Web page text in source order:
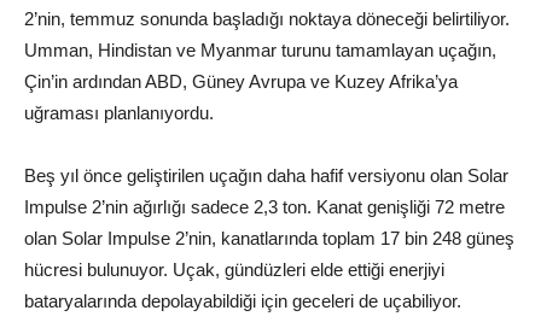
2’nin, temmuz sonunda başladığı noktaya döneceği belirtiliyor.
Umman, Hindistan ve Myanmar turunu tamamlayan uçağın,
Çin’in ardından ABD, Güney Avrupa ve Kuzey Afrika’ya
uğraması planlanıyordu.
Beş yıl önce geliştirilen uçağın daha hafif versiyonu olan Solar
Impulse 2’nin ağırlığı sadece 2,3 ton. Kanat genişliği 72 metre
olan Solar Impulse 2’nin, kanatlarında toplam 17 bin 248 güneş
hücresi bulunuyor. Uçak, gündüzleri elde ettiği enerjiyi
bataryalarında depolayabildiği için geceleri de uçabiliyor.